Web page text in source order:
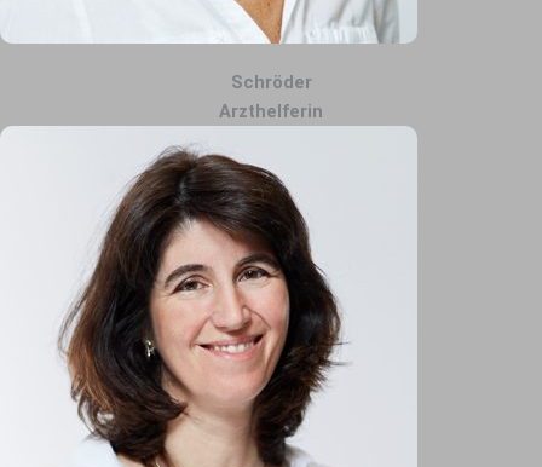
Schröder
Arzthelferin